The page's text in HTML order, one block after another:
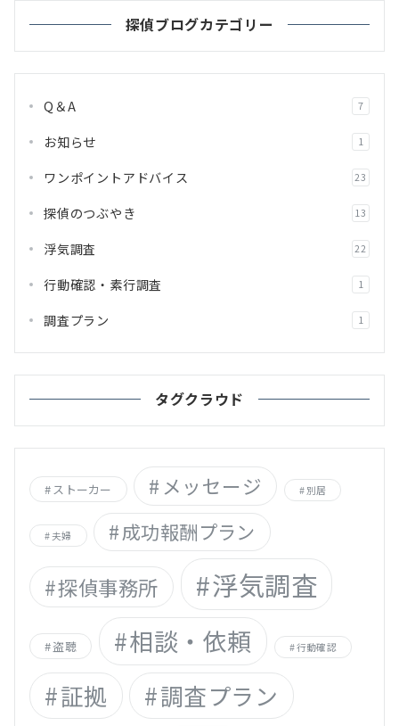
探偵ブログカテゴリー
Q＆A 7
お知らせ 1
ワンポイントアドバイス 23
探偵のつぶやき 13
浮気調査 22
行動確認・素行調査 1
調査プラン 1
タグクラウド
ストーカー メッセージ 別居
夫婦 成功報酬プラン
探偵事務所 浮気調査
盗聴 相談・依頼 行動確認
証拠 調査プラン